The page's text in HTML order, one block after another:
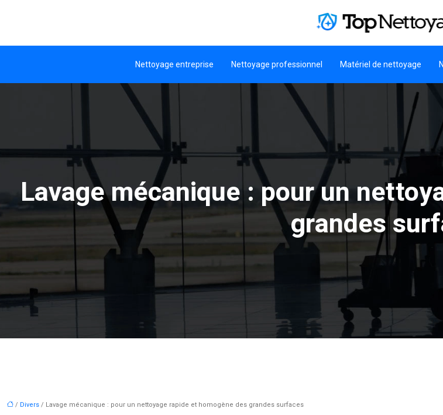
Nettoyage entreprise Nettoyage professionnel Matériel de nettoyage
Lavage mécanique : pour un
grandes
/ Divers / Lavage mécanique : pour un nettoyage rapide et homogène des grandes surfaces